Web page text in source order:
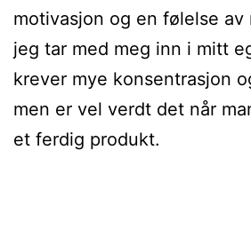
motivasjon og en følelse av
jeg tar med meg inn i mitt
krever mye konsentrasjon
men er vel verdt det når
et ferdig produkt.